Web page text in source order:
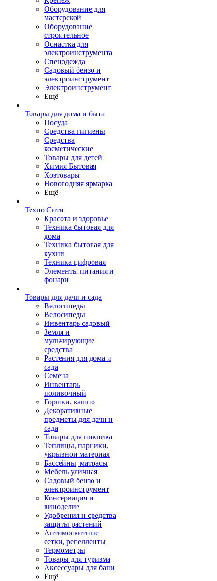
Оборудование для
мастерской
Оборудование
строительное
Оснастка для
электроинструмента
Спецодежда
Садовый бензо и
электроинструмент
Электроинструмент
Ещё
Товары для дома и быта
Посуда
Средства гигиены
Средства
косметические
Товары для детей
Химия Бытовая
Хозтовары
Новогодняя ярмарка
Ещё
Техно Сити
Красота и здоровье
Техника бытовая для
дома
Техника бытовая для
кухни
Техника цифровая
Элементы питания и
фонари
Товары для дачи и сада
Велосипеды
Велосипеды
Инвентарь садовый
Земля и
мульчирующие
средства
Растения для дома и
сада
Семена
Инвентарь
поливочный
Горшки, кашпо
Декоративные
предметы для дачи и
сада
Товары для пикника
Теплицы, парники,
укрывной материал
Бассейны, матрасы
Мебель уличная
Садовый бензо и
электроинструмент
Консервация и
виноделие
Удобрения и средства
защиты растений
Антимоскитные
сетки, репелленты
Термометры
Товары для туризма
Аксессуары для бани
Ещё